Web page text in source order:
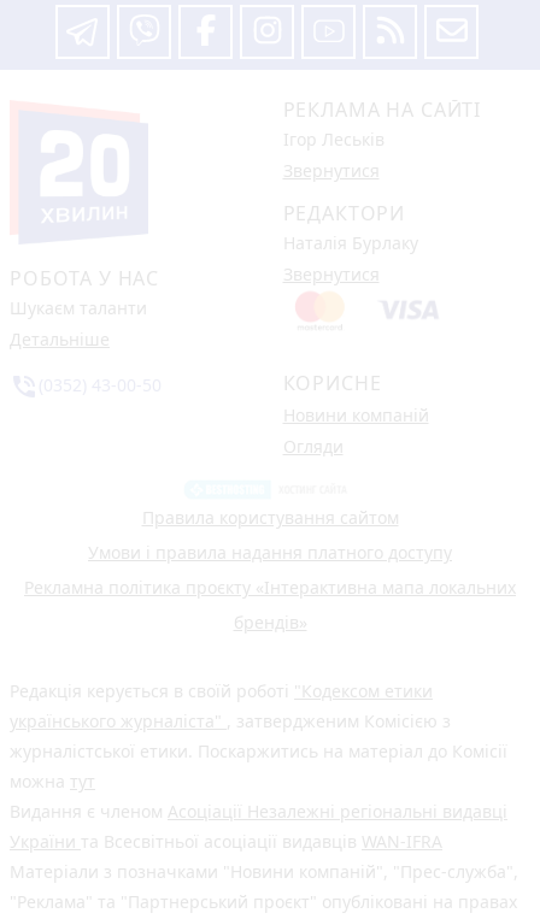
РОБОТА У НАС
Шукаєм таланти
Детальніше
РЕКЛАМА НА САЙТІ
Ігор Леськів
Звернутися
РЕДАКТОРИ
Наталія Бурлаку
Звернутися
КОРИСНЕ
Новини компаній
Огляди
Правила користування сайтом
Умови і правила надання платного доступу
Рекламна політика проєкту «Інтерактивна мапа локальних
брендів»
Редакція керується в своїй роботі "Кодексом етики
українського журналіста" , затвердженим Комісією з
журналістської етики. Поскаржитись на матеріал до Комісії
можна тут
Видання є членом Асоціації Незалежні регіональні видавці
України та Всесвітньої асоціації видавців WAN-IFRA
Матеріали з позначками "Новини компаній", "Прес-служба",
"Реклама" та "Партнерський проєкт" опубліковані на правах